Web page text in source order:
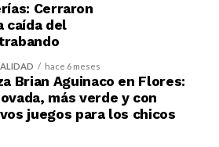
Cerraron
caída del
hace 6 meses
Brian Aguinaco en Flores:
más verde y con
juegos para los chicos